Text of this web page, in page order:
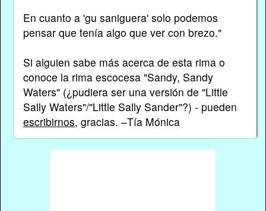
En cuanto a 'gu saniguera' solo podemos
pensar que tenía algo que ver con brezo."
Si alguien sabe más acerca de esta rima o
conoce la rima escocesa "Sandy, Sandy
Waters" (¿pudiera ser una versión de "Little
Sally Waters"/"Little Sally Sander"?) - pueden
escribirnos, gracias. –Tía Mónica